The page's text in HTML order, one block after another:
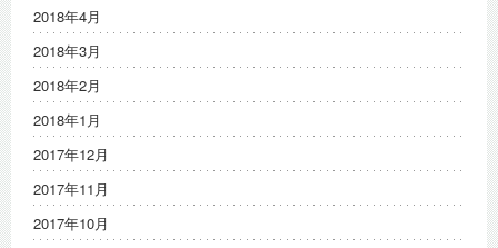
2018年4月
2018年3月
2018年2月
2018年1月
2017年12月
2017年11月
2017年10月